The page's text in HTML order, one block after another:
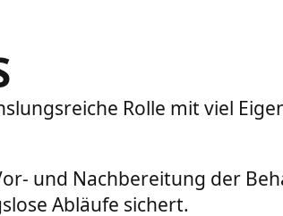
Rolle mit viel
und Nachbereitung der
Abläufe sichert.